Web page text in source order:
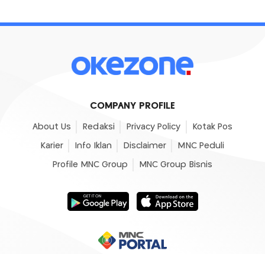
COMPANY PROFILE
About Us Redaksi Privacy Policy Kotak Pos
Karier Info Iklan Disclaimer MNC Peduli
Profile MNC Group MNC Group Bisnis